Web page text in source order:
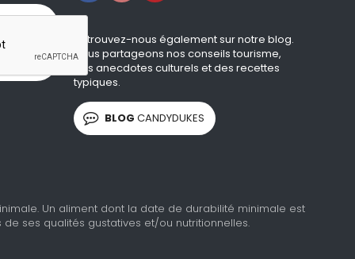
Retrouvez-nous également sur notre blog.
Nous partageons nos conseils tourisme,
des anecdotes culturels et des recettes
typiques.
BLOG CANDYDUKES
Un aliment dont la date de durabilité minimale est
ses qualités gustatives et/ou nutritionnelles.